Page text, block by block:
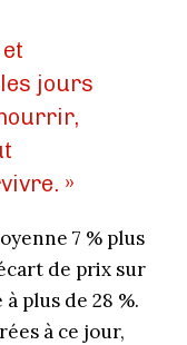
jours
»
7 % plus
de prix sur
plus de 28 %.
à ce jour,